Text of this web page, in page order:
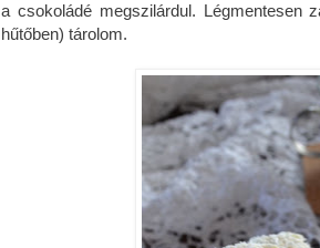
a csokoládé megszilárdul. Légmentesen
hűtőben) tárolom.